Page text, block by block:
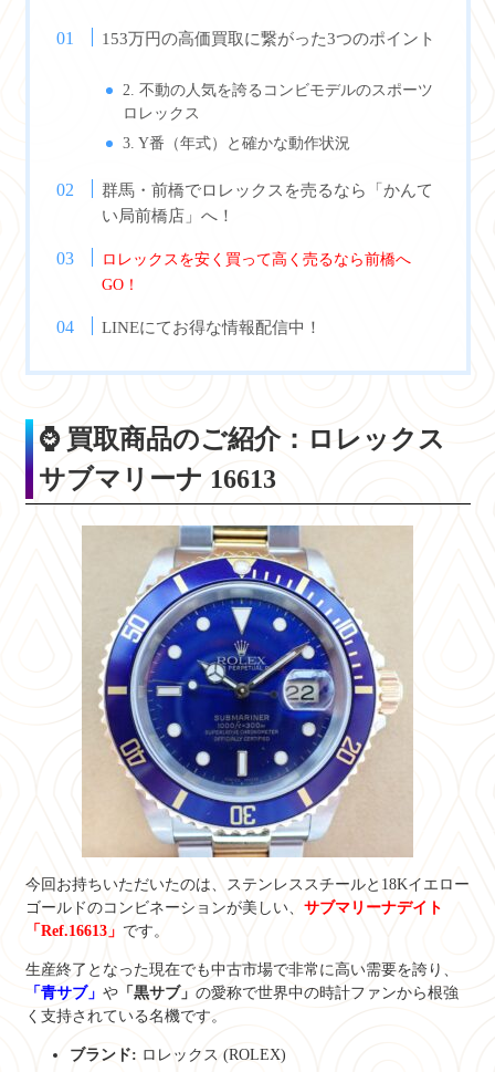
153万円の高価買取に繋がった3つのポイント
2. 不動の人気を誇るコンビモデルのスポーツ
ロレックス
3. Y番（年式）と確かな動作状況
群馬・前橋でロレックスを売るなら「かんて
い局前橋店」へ！
ロレックスを安く買って高く売るなら前橋へ
GO！
LINEにてお得な情報配信中！
⌚ 買取商品のご紹介：ロレックス
サブマリーナ 16613
今回お持ちいただいたのは、ステンレススチールと18Kイエロー
ゴールドのコンビネーションが美しい、 サブマリーナデイト
「Ref.16613」 です。
生産終了となった現在でも中古市場で非常に高い需要を誇り、
「青サブ」 や「黒サブ」 の愛称で世界中の時計ファンから根強
く支持されている名機です。
ブランド: ロレックス (ROLEX)